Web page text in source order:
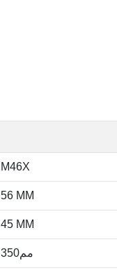
M46X
56 MM
45 MM
مم350